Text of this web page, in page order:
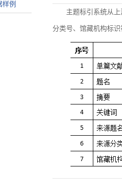
例
主题标引系统从
分类号、馆藏机构标